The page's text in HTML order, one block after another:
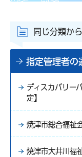
同じ分類か
指定管理者の
ディスカバリー
定】
焼津市総合福祉
焼津市大井川福